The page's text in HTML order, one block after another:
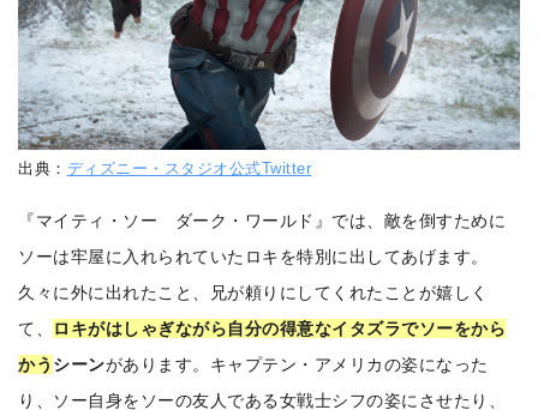
出典： ディズニー・スタジオ公式Twitter
『マイティ・ソー ダーク・ワールド』では、敵を倒すために
ソーは牢屋に入れられていたロキを特別に出してあげます。
久々に外に出れたこと、兄が頼りにしてくれたことが嬉しく
て、
ロキがはしゃぎながら自分の得意なイタズラでソーをから
かう シーンがあります。キャプテン・アメリカの姿になった
り、ソー自身をソーの友人である女戦士シフの姿にさせたり、